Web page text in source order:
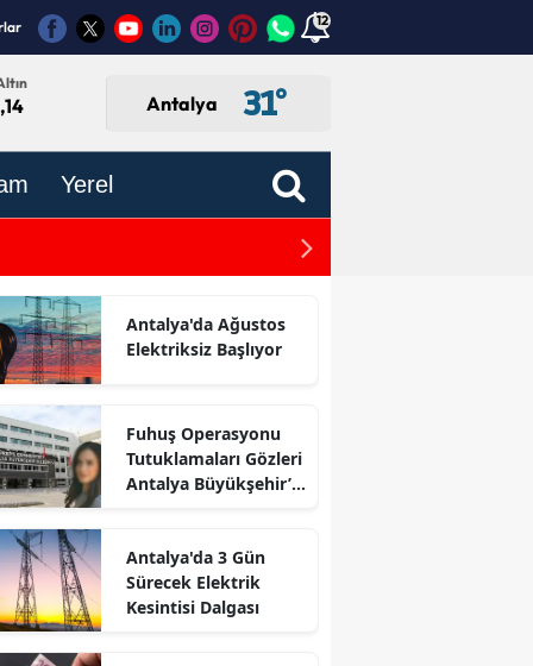
12
Antalya 31°
Yerel
Kumluca'daki Yangın
Antalya'da Ağustos
Elektriksiz Başlıyor
Fuhuş Operasyonu
Tutuklamaları Gözleri
Antalya Büyükşehir’e
Antalya'da 3 Gün
Sürecek Elektrik
Kesintisi Dalgası